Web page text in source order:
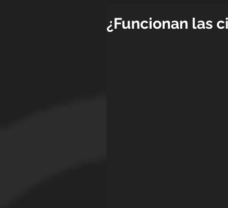
¿Funcionan las